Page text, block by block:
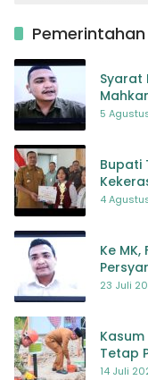
Pemerintahan
Syarat
5
Bupati
4
Ke
23 Juli
Tetap
14 Juli